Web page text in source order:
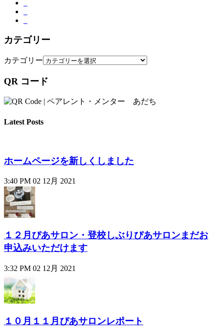
カテゴリー
カテゴリー
QR コード
Latest Posts
ホームページを新しくしました
3:40 PM 02 12月 2021
１２月ぴあサロン・登校しぶりぴあサロンまだお
申込みいただけます
3:32 PM 02 12月 2021
１０月１１月ぴあサロンレポート